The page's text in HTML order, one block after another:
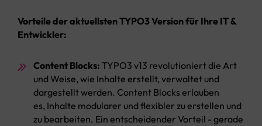
Vorteile der aktuellsten TYPO3 Version für Ihre IT &
Entwickler:
Content Blocks: TYPO3 v13 revolutioniert die Art
und Weise, wie Inhalte erstellt, verwaltet und
dargestellt werden. Content Blocks erlauben
es, Inhalte modularer und flexibler zu erstellen und
zu bearbeiten. Ein entscheidender Vorteil - gerade